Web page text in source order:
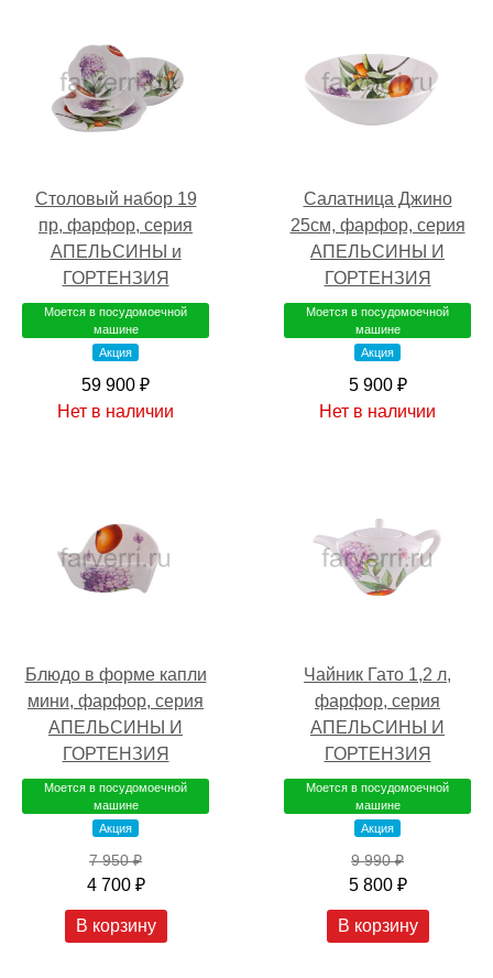
Столовый набор 19
пр, фарфор, серия
АПЕЛЬСИНЫ и
ГОРТЕНЗИЯ
Моется в посудомоечной
машине
Акция
59 900 ₽
Нет в наличии
Салатница Джино
25см, фарфор, серия
АПЕЛЬСИНЫ И
ГОРТЕНЗИЯ
Моется в посудомоечной
машине
Акция
5 900 ₽
Нет в наличии
Блюдо в форме капли
мини, фарфор, серия
АПЕЛЬСИНЫ И
ГОРТЕНЗИЯ
Моется в посудомоечной
машине
Акция
7 950 ₽
4 700 ₽
В корзину
Чайник Гато 1,2 л,
фарфор, серия
АПЕЛЬСИНЫ И
ГОРТЕНЗИЯ
Моется в посудомоечной
машине
Акция
9 990 ₽
5 800 ₽
В корзину